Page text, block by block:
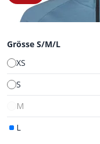
Grösse S/M/L
XS
S
M
L